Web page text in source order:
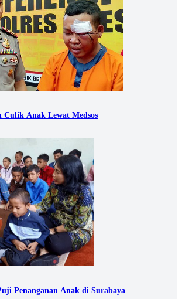
Anak Lewat Medsos
Penanganan Anak di Surabaya